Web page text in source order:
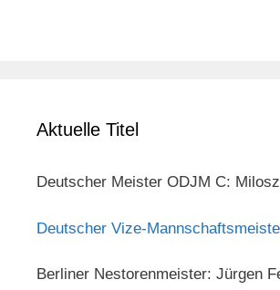
Aktuelle Titel
Deutscher Meister ODJM C:
Deutscher Vize-
Berliner Nestorenmeister: Jürgen